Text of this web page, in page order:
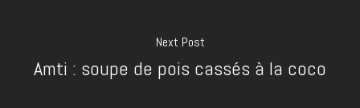
Next Post
Amti : soupe de pois cassés à la coco